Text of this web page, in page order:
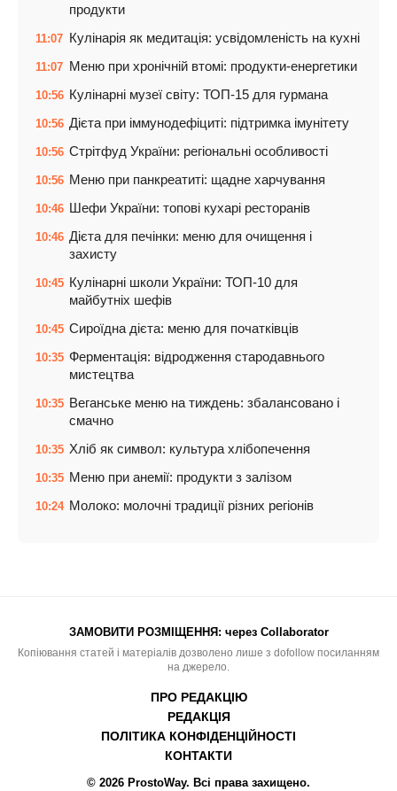
продукти
11:07 Кулінарія як медитація: усвідомленість на кухні
11:07 Меню при хронічній втомі: продукти-енергетики
10:56 Кулінарні музеї світу: ТОП-15 для гурмана
10:56 Дієта при іммунодефіциті: підтримка імунітету
10:56 Стрітфуд України: регіональні особливості
10:56 Меню при панкреатиті: щадне харчування
10:46 Шефи України: топові кухарі ресторанів
10:46 Дієта для печінки: меню для очищення і
захисту
10:45 Кулінарні школи України: ТОП-10 для
майбутніх шефів
10:45 Сироїдна дієта: меню для початківців
10:35 Ферментація: відродження стародавнього
мистецтва
10:35 Веганське меню на тиждень: збалансовано і
смачно
10:35 Хліб як символ: культура хлібопечення
10:35 Меню при анемії: продукти з залізом
10:24 Молоко: молочні традиції різних регіонів
© 2026 ProstoWay. Всі права захищено.
ЗАМОВИТИ РОЗМІЩЕННЯ: через Collaborator
Копіювання статей і матеріалів дозволено лише з dofollow посиланням
на джерело.
ПРО РЕДАКЦІЮ
РЕДАКЦІЯ
ПОЛІТИКА КОНФІДЕНЦІЙНОСТІ
КОНТАКТИ